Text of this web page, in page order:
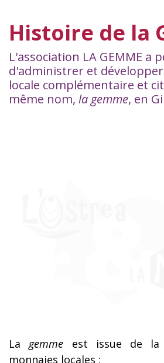
Histoire de la
L'association LA GEMME a
d'administrer et
locale complémentaire et
même nom, la gemme, en
Lagemme est issue de la
monnaies locales :